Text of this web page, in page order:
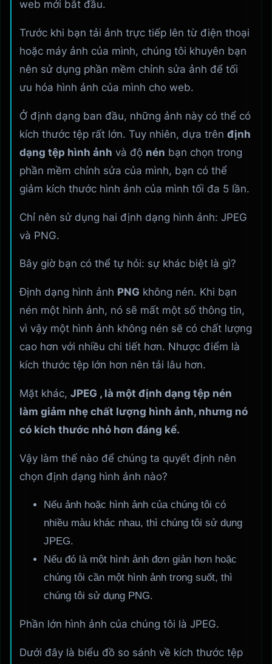
web mới bắt đầu.
Trước khi bạn tải ảnh trực tiếp lên từ điện thoại
hoặc máy ảnh của mình, chúng tôi khuyên bạn
nên sử dụng phần mềm chỉnh sửa ảnh để tối
ưu hóa hình ảnh của mình cho web.
Ở định dạng ban đầu, những ảnh này có thể có
kích thước tệp rất lớn. Tuy nhiên, dựa trên định
dạng tệp hình ảnh và độ nén bạn chọn trong
phần mềm chỉnh sửa của mình, bạn có thể
giảm kích thước hình ảnh của mình tối đa 5 lần.
Chỉ nên sử dụng hai định dạng hình ảnh: JPEG
và PNG.
Bây giờ bạn có thể tự hỏi: sự khác biệt là gì?
Định dạng hình ảnh PNG không nén. Khi bạn
nén một hình ảnh, nó sẽ mất một số thông tin,
vì vậy một hình ảnh không nén sẽ có chất lượng
cao hơn với nhiều chi tiết hơn. Nhược điểm là
kích thước tệp lớn hơn nên tải lâu hơn.
Mặt khác, JPEG , là một định dạng tệp nén
làm giảm nhẹ chất lượng hình ảnh, nhưng nó
có kích thước nhỏ hơn đáng kể.
Vậy làm thế nào để chúng ta quyết định nên
chọn định dạng hình ảnh nào?
Nếu ảnh hoặc hình ảnh của chúng tôi có
nhiều màu khác nhau, thì chúng tôi sử dụng
JPEG.
Nếu đó là một hình ảnh đơn giản hơn hoặc
chúng tôi cần một hình ảnh trong suốt, thì
chúng tôi sử dụng PNG.
Phần lớn hình ảnh của chúng tôi là JPEG.
Dưới đây là biểu đồ so sánh về kích thước tệp